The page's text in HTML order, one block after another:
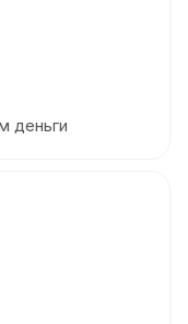
деньги